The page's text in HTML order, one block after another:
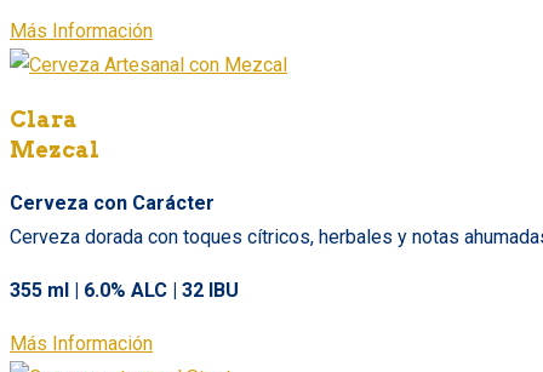
Más Información
Clara
Mezcal
Cerveza con Carácter
Cerveza dorada con toques cítricos, herbales y notas
355 ml | 6.0% ALC | 32 IBU
Más Información